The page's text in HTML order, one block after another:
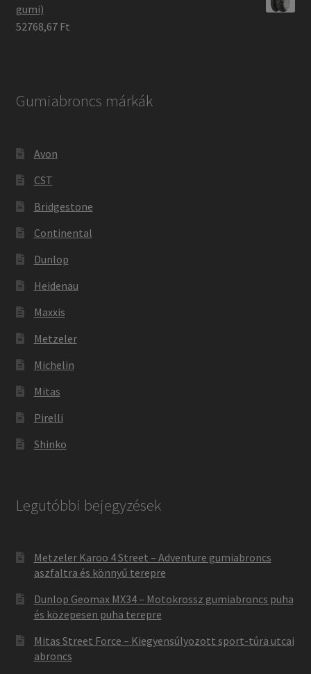
gumi)
52768,67 Ft
Gumiabroncs márkák
Avon
CST
Bridgestone
Continental
Dunlop
Heidenau
Maxxis
Metzeler
Michelin
Mitas
Pirelli
Shinko
Legutóbbi bejegyzések
Metzeler Karoo 4 Street – Adventure gumiabroncs
aszfaltra és könnyű terepre
Dunlop Geomax MX34 – Motokrossz gumiabroncs puha
és közepesen puha terepre
Mitas Street Force – Kiegyensúlyozott sport-túra utcai
abroncs